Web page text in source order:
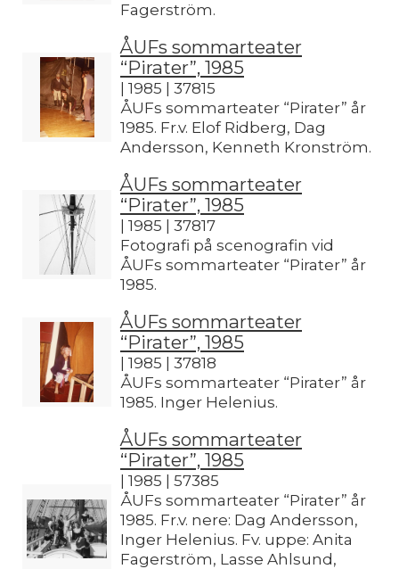
Fagerström.
ÅUFs sommarteater
“Pirater”, 1985
| 1985 | 37815
ÅUFs sommarteater “Pirater” år
1985. Fr.v. Elof Ridberg, Dag
Andersson, Kenneth Kronström.
ÅUFs sommarteater
“Pirater”, 1985
| 1985 | 37817
Fotografi på scenografin vid
ÅUFs sommarteater “Pirater” år
1985.
ÅUFs sommarteater
“Pirater”, 1985
| 1985 | 37818
ÅUFs sommarteater “Pirater” år
1985. Inger Helenius.
ÅUFs sommarteater
“Pirater”, 1985
| 1985 | 57385
ÅUFs sommarteater “Pirater” år
1985. Fr.v. nere: Dag Andersson,
Inger Helenius. Fv. uppe: Anita
Fagerström, Lasse Ahlsund,